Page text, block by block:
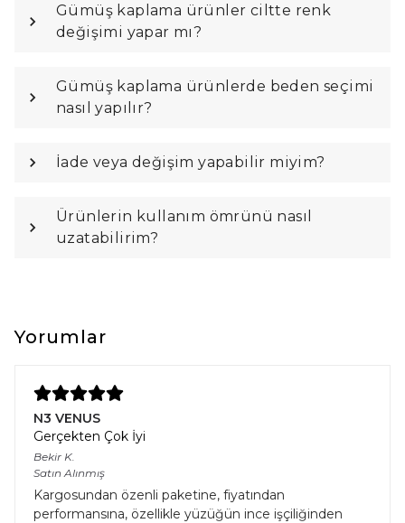
Gümüş kaplama ürünler ciltte renk
değişimi yapar mı?
Gümüş kaplama ürünlerde beden seçimi
nasıl yapılır?
İade veya değişim yapabilir miyim?
Ürünlerin kullanım ömrünü nasıl
uzatabilirim?
Yorumlar
N3 VENUS
Gerçekten Çok İyi
Bekir K.
Satın Alınmış
Kargosundan özenli paketine, fiyatından
performansına, özellikle yüzüğün ince işçiliğinden